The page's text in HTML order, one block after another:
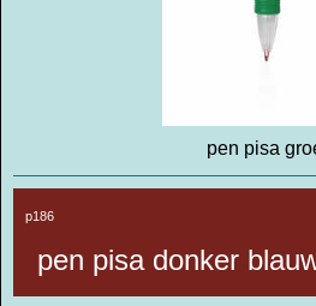
pen pisa
p186
pen pisa donker